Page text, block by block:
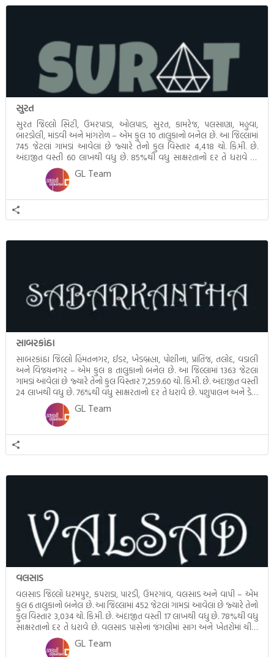
સુરત
સુરત જિલ્લો સિટી, ઉમરપાડા, ઓલપાડ, સુરત, કામરેજ, પલસાણા, મહુવા,
બારડોલી, માંડવી અને માંગરોળ – એમ કુલ 10 તાલુકાનો બનેલ છે. આ જિલ્લામાં
745 જેટલાં ગામડાં આવેલાં છે જ્યારે તેનો કુલ વિસ્તાર 4,418 ચો. કિ.મી. છે.
અંદાજીત વસ્તી 60 લાખથી વધુ છે. 85%થી વધુ સાક્ષરતાનો દર તે ધરાવે છે.
સત્તરમા અને અઢારમા સૈકામાં સુરતની ભારતના અગત્યના […]
GL Team
સાબરકાંઠા
સાબરકાંઠા જિલ્લો હિંમતનગર, ઈડર, ખેડબ્રહ્મા, પોશીના, પ્રાંતિજ, તલોદ, વડાલી
અને વિજયનગર – એમ કુલ 8 તાલુકાનો બનેલ છે. આ જિલ્લામાં 1363 જેટલાં
ગામડાં આવેલાં છે જ્યારે તેનો કુલ વિસ્તાર 7,259.60 ચો. કિ.મી. છે. અંદાજીત વસ્તી
24 લાખથી વધુ છે. 76%થી વધુ સાક્ષરતાનો દર તે ધરાવે છે. પશુપાલન અને ડેરી
ઉદ્યોગ માટે જાણીતા ઉત્તર ગુજરાતના આ […]
GL Team
વલસાડ
વલસાડ જિલ્લો ધરમપુર, કપરાડા, પારડી, ઉમરગાંવ, વલસાડ અને વાપી – એમ
કુલ 6 તાલુકાનો બનેલ છે. આ જિલ્લામાં 452 જેટલાં ગામડાં આવેલાં છે જ્યારે તેનો
કુલ વિસ્તાર 3,034 ચો. કિ.મી. છે. અંદાજીત વસ્તી 17 લાખથી વધુ છે. 78%થી વધુ
સાક્ષરતાનો દર તે ધરાવે છે. વલસાડ પાસેનાં જંગલોમાં સાગ અને ખેતરોમાં ચીકુ,
કેરી વગેરે ફળો મળે […]GL Team